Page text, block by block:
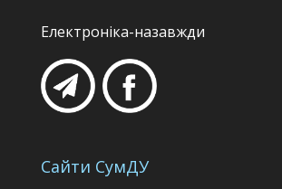
Електроніка-назавжди
Сайти СумДУ